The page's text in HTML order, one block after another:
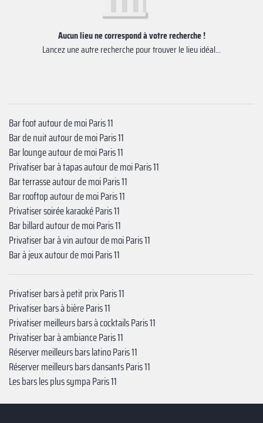
Aucun lieu ne correspond à votre recherche !
Lancez une autre recherche pour trouver le lieu idéal...
Bar foot autour de moi Paris 11
Bar de nuit autour de moi Paris 11
Bar lounge autour de moi Paris 11
Privatiser bar à tapas autour de moi Paris 11
Bar terrasse autour de moi Paris 11
Bar rooftop autour de moi Paris 11
Privatiser soirée karaoké Paris 11
Bar billard autour de moi Paris 11
Privatiser bar à vin autour de moi Paris 11
Bar à jeux autour de moi Paris 11
Privatiser bars à petit prix Paris 11
Privatiser bars à bière Paris 11
Privatiser meilleurs bars à cocktails Paris 11
Privatiser bar à ambiance Paris 11
Réserver meilleurs bars latino Paris 11
Réserver meilleurs bars dansants Paris 11
Les bars les plus sympa Paris 11